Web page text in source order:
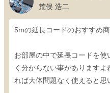
荒俣 浩二
5mの延長コードのおすすめ
お部屋の中で延長コードを
く分からない事があります
れば大体問題なく使えると思